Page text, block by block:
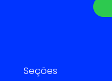
Seções